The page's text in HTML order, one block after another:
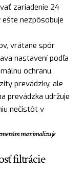
zariadenie 24
nezpôsobuje
vrátane spór
nastavení podľa
ochranu.
prevádzky, ale
prevádzka udržuje
nečistôt v
maximalizuje
filtrácie